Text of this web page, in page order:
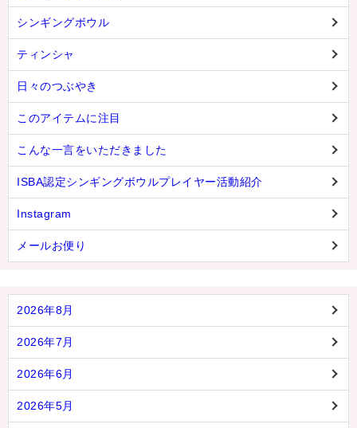
シンギングボウル
ティンシャ
日々のつぶやき
このアイテムに注目
こんな一言をいただきました
ISBA認定シンギングボウルプレイヤー活動紹介
Instagram
メールお便り
2026年8月
2026年7月
2026年6月
2026年5月